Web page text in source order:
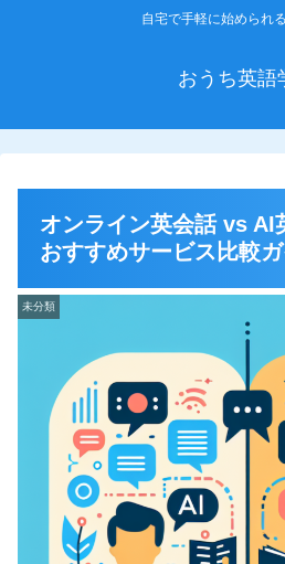
自宅で手軽に始められ
おうち英語
オンライン英会話 vs AI
おすすめサービス比較
未分類